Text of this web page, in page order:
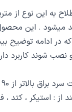
به این نوع از
. این متریال معمولاً از ضخامت 50 میکرون تا 100
که در ادامه
شوند کاربرد
: استیکر ، کتد ،